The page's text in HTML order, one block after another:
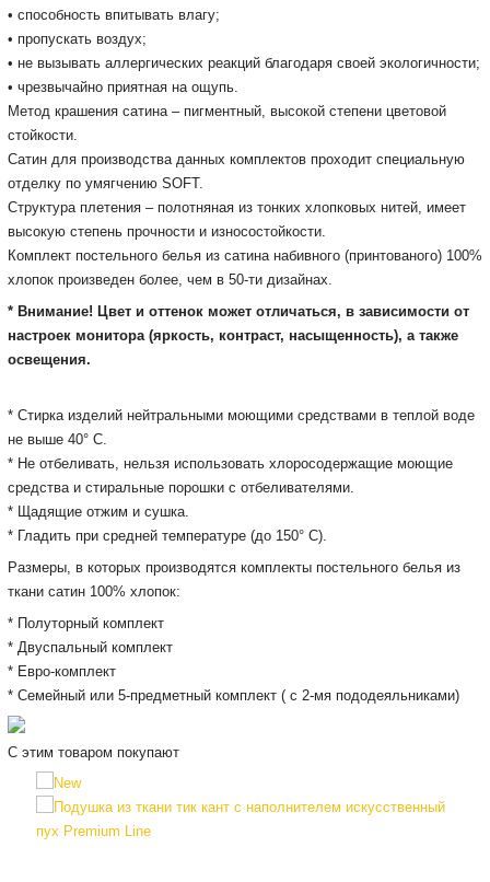
• способность впитывать влагу;
• пропускать воздух;
• не вызывать аллергических реакций благодаря своей экологичности;
• чрезвычайно приятная на ощупь.
Метод крашения сатина – пигментный, высокой степени цветовой
стойкости.
Сатин для производства данных комплектов проходит специальную
отделку по умягчению SOFT.
Структура плетения – полотняная из тонких хлопковых нитей, имеет
высокую степень прочности и износостойкости.
Комплект постельного белья из сатина набивного (принтованого) 100%
хлопок произведен более, чем в 50-ти дизайнах.
* Внимание! Цвет и оттенок может отличаться, в зависимости от
настроек монитора (яркость, контраст, насыщенность), а также
освещения.
* Cтирка изделий нейтральными моющими средствами в теплой воде
не выше 40° С.
* Не отбеливать, нельзя использовать хлоросодержащие моющие
средства и стиральные порошки с отбеливателями.
* Щадящие отжим и сушка.
* Гладить при средней температуре (до 150° С).
Размеры, в которых производятся комплекты постельного белья из
ткани сатин 100% хлопок:
* Полуторный комплект
* Двуспальный комплект
* Евро-комплект
* Семейный или 5-предметный комплект ( с 2-мя пододеяльниками)
С этим товаром покупают